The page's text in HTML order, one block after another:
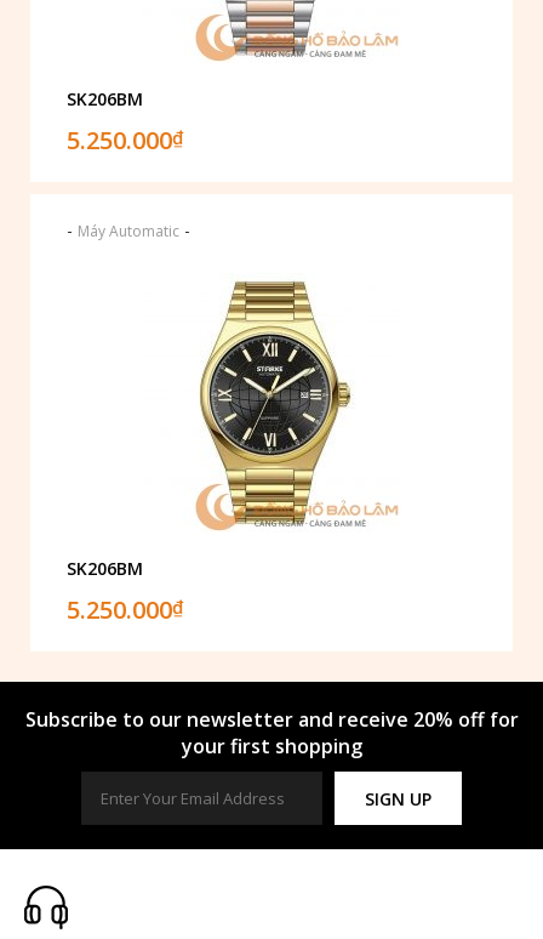
SK206BM
5.250.000₫
- Máy Automatic -
SK206BM
5.250.000₫
Subscribe to our newsletter and receive 20% off for
your first shopping
SIGN UP